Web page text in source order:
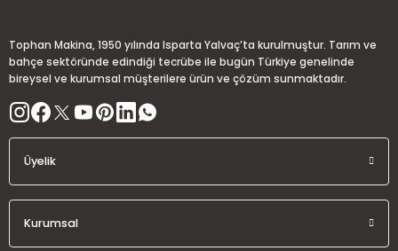
Bu ürüne benzer farklı alternatifler olmalı.
Tophan Makina, 1950 yılında Isparta Yalvaç’ta kurulmuştur. Tarım ve
bahçe sektöründe edindiği tecrübe ile bugün Türkiye genelinde
bireysel ve kurumsal müşterilere ürün ve çözüm sunmaktadır.
Üyelik
Kurumsal